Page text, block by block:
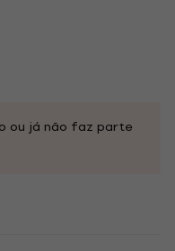
ou já não faz parte